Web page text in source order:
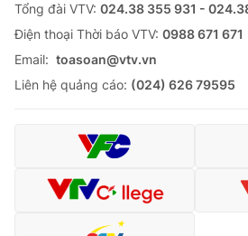
Tổng đài VTV: 024.38 355 931 -
Ðiện thoại Thời báo VTV: 0988 671 671
Email: toasoan@vtv.vn
Liên hệ quảng cáo: (024) 626 79595